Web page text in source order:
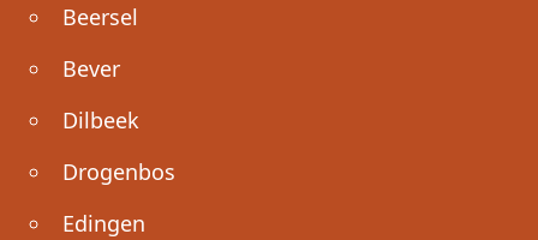
Beersel
Bever
Dilbeek
Drogenbos
Edingen